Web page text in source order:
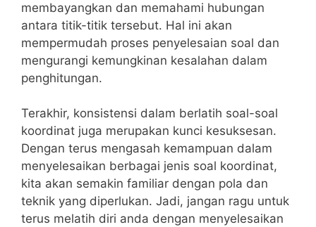
membayangkan dan memahami hubungan‍
antara ⁣titik-titik tersebut. ⁢Hal ini akan
mempermudah proses‌ penyelesaian soal dan⁢
mengurangi kemungkinan kesalahan‍ dalam
penghitungan.
Terakhir, konsistensi dalam ​berlatih soal-soal
koordinat ‌juga merupakan kunci ‍kesuksesan.
Dengan terus mengasah kemampuan dalam
menyelesaikan ⁣berbagai jenis soal koordinat,
kita akan semakin familiar dengan pola dan
⁢teknik yang diperlukan. ‌Jadi, jangan ragu untuk
terus⁤ melatih diri anda‌ dengan menyelesaikan⁣